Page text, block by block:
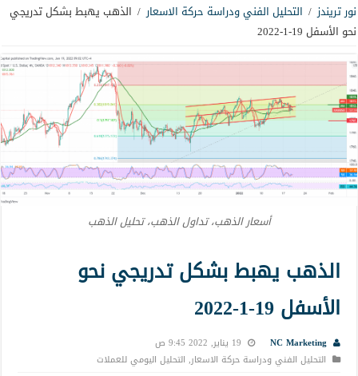
نور تريندز / التحليل الفني ودراسة حركة الاسعار / الذهب يهبط بشكل تدريجي
نحو الأسفل 19-1-2022
أسعار الذهب، تداول الذهب، تحليل الذهب
الذهب يهبط بشكل تدريجي نحو
الأسفل 19-1-2022
NC Marketing
19 يناير, 2022 9:45 ص
التحليل الفني ودراسة حركة الاسعار, التحليل اليومي للعملات